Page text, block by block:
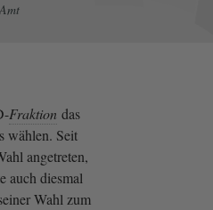
Fraktion das
wählen. Seit
angetreten,
auch diesmal
Wahl zum